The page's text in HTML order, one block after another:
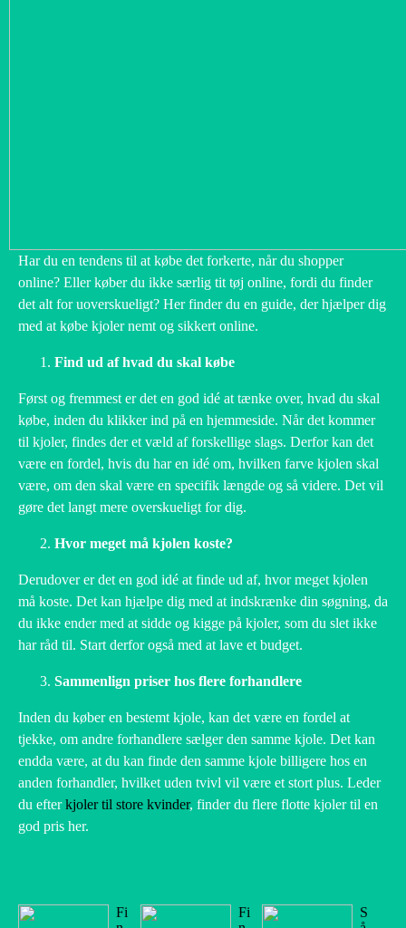
Har du en tendens til at købe det forkerte, når du shopper
online? Eller køber du ikke særlig tit tøj online, fordi du finder
det alt for uoverskueligt? Her finder du en guide, der hjælper dig
med at købe kjoler nemt og sikkert online.
Find ud af hvad du skal købe
Først og fremmest er det en god idé at tænke over, hvad du skal
købe, inden du klikker ind på en hjemmeside. Når det kommer
til kjoler, findes der et væld af forskellige slags. Derfor kan det
være en fordel, hvis du har en idé om, hvilken farve kjolen skal
være, om den skal være en specifik længde og så videre. Det vil
gøre det langt mere overskueligt for dig.
Hvor meget må kjolen koste?
Derudover er det en god idé at finde ud af, hvor meget kjolen
må koste. Det kan hjælpe dig med at indskrænke din søgning, da
du ikke ender med at sidde og kigge på kjoler, som du slet ikke
har råd til. Start derfor også med at lave et budget.
Sammenlign priser hos flere forhandlere
Inden du køber en bestemt kjole, kan det være en fordel at
tjekke, om andre forhandlere sælger den samme kjole. Det kan
endda være, at du kan finde den samme kjole billigere hos en
anden forhandler, hvilket uden tvivl vil være et stort plus. Leder
du efterkjoler til store kvinder, finder du flere flotte kjoler til en
god pris her.
Fi
Fi
S